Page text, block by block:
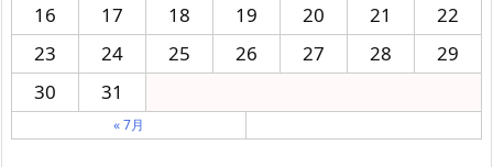
16
17 18 19 20 21
22
23
24 25 26 27 28
29
30
31
« 7月